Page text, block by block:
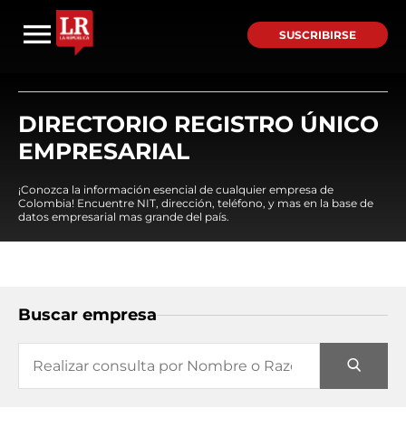
SUSCRIBIRSE
DIRECTORIO REGISTRO ÚNICO
EMPRESARIAL
¡Conozca la información esencial de cualquier empresa de
Colombia! Encuentre NIT, dirección, teléfono, y mas en la base de
datos empresarial mas grande del país.
Buscar empresa